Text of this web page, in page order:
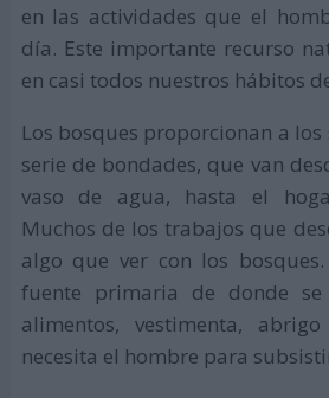
en las actividades que el
día. Este importante recurso
en casi todos nuestros hábitos
Los bosques proporcionan a
serie de bondades, que van
vaso de agua, hasta el
Muchos de los trabajos que
algo que ver con los
fuente primaria de donde
alimentos, vestimenta,
necesita el hombre para